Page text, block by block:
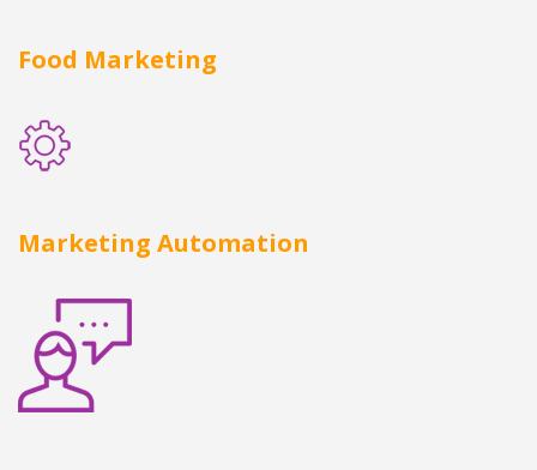
Food Marketing
Marketing Automation